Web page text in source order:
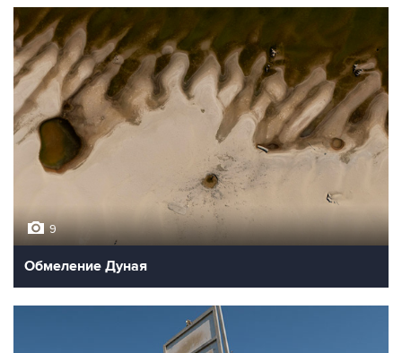
9
Обмеление Дуная